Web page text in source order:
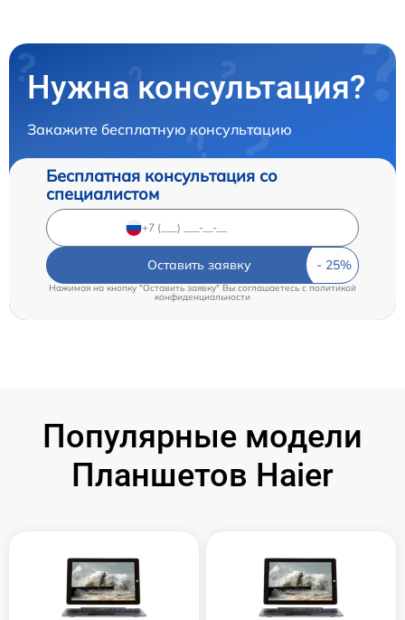
Нужна консультация?
Закажите бесплатную консультацию
Бесплатная консультация со
специалистом
Оставить заявку
Нажимая на кнопку "Оставить заявку" Вы соглашаетесь cполитикой
конфиденциальности
Популярные модели
Планшетов Haier